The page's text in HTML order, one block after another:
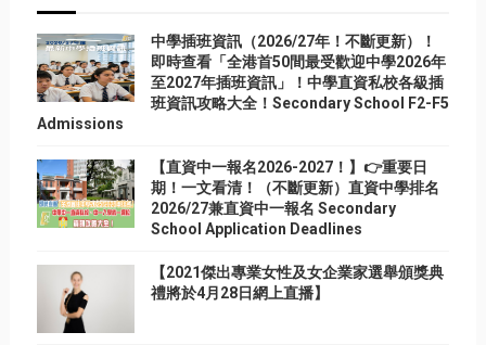
中學插班資訊（2026/27年！不斷更新）！
即時查看「全港首50間最受歡迎中學2026年
至2027年插班資訊」！中學直資私校各級插
班資訊攻略大全！Secondary School F2-F5
Admissions
【直資中一報名2026-2027！】👉重要日
期！一文看清！（不斷更新）直資中學排名
2026/27兼直資中一報名 Secondary
School Application Deadlines
【2021傑出專業女性及女企業家選舉頒獎典
禮將於4月28日網上直播】